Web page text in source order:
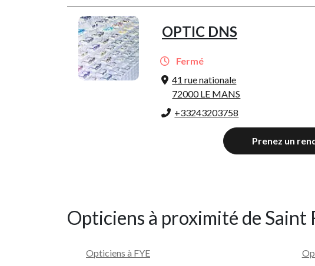
OPTIC DNS
Fermé
41 rue nationale
72000 LE MANS
+33243203758
Prenez un
Opticiens à proximité de Saint
Opticiens à FYE